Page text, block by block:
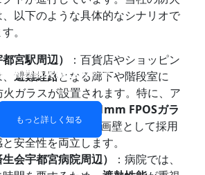
単層耐火ガラス
もっと詳しく知る
二重層防火ガラス
もっと詳しく知る
防火ガラス窓とドア
もっと詳しく知る
ガラス製間仕切り壁
もっと詳しく知る
以下のような具体的なシナリオで
。
宮駅周辺）
：百貨店やショッピン
避難経路となる廊下や階段室に
火ガラスが設置されます。特に、ア
抜け空間では、
21mm FPOSガラ
分、遮熱30分）が区画壁として採用
安全性を両立します。
会宇都宮病院周辺）
：病院では、